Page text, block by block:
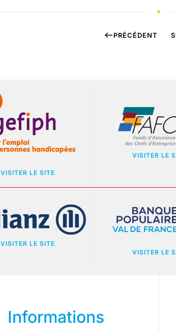
PRÉCÉDENT
VISITER LE SITE
VISITER LE
VISITER LE SITE
VISITER LE
Informations